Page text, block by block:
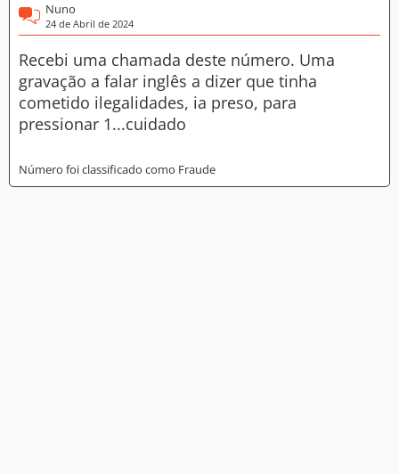
Nuno
24 de Abril de 2024
Recebi uma chamada deste número. Uma
gravação a falar inglês a dizer que tinha
cometido ilegalidades, ia preso, para
pressionar 1...cuidado
Número foi classificado como Fraude